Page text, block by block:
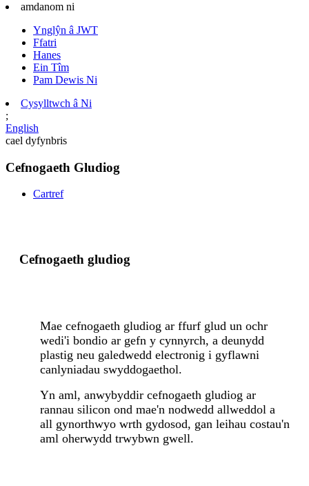
amdanom ni
Ynglŷn â JWT
Ffatri
Hanes
Ein Tîm
Pam Dewis Ni
Cysylltwch â Ni
;
English
cael dyfynbris
Cefnogaeth Gludiog
Cartref
Cefnogaeth gludiog
Mae cefnogaeth gludiog ar ffurf glud un ochr
wedi'i bondio ar gefn y cynnyrch, a deunydd
plastig neu galedwedd electronig i gyflawni
canlyniadau swyddogaethol.
Yn aml, anwybyddir cefnogaeth gludiog ar
rannau silicon ond mae'n nodwedd allweddol a
all gynorthwyo wrth gydosod, gan leihau costau'n
aml oherwydd trwybwn gwell.